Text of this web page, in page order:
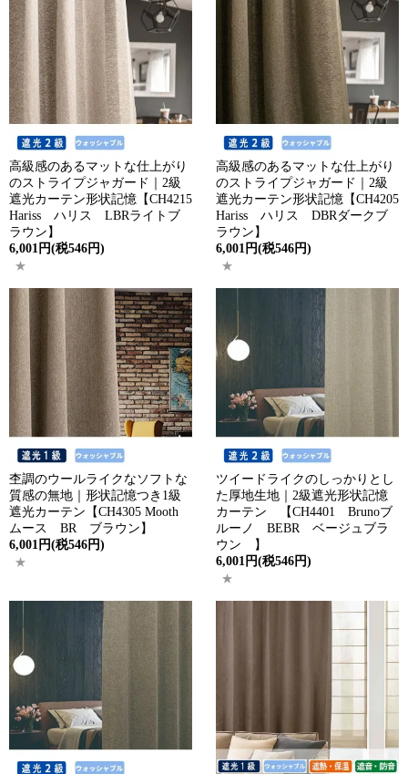
高級感のあるマットな仕上がり
のストライプジャガード｜2級
遮光カーテン形状記憶【CH4215
Hariss ハリス LBRライトブ
ラウン】
6,001円(税546円)
高級感のあるマットな仕上がり
のストライプジャガード｜2級
遮光カーテン形状記憶【CH4205
Hariss ハリス DBRダークブ
ラウン】
6,001円(税546円)
杢調のウールライクなソフトな
質感の無地｜形状記憶つき1級
遮光カーテン【CH4305 Mooth
ムース BR ブラウン】
6,001円(税546円)
ツイードライクのしっかりとし
た厚地生地｜2級遮光形状記憶
カーテン 【CH4401 Brunoブ
ルーノ BEBR ベージュブラ
ウン 】
6,001円(税546円)